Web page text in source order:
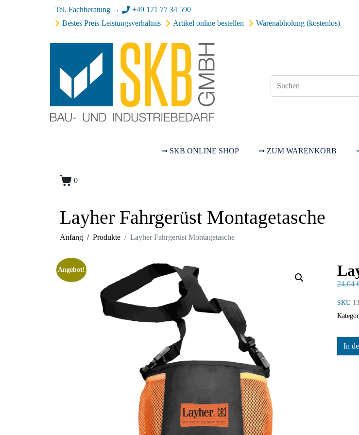
Tel. Fachberatung →
+49 171 77 34 590
Bestes Preis-Leistungsverhältnis
Artikel online bestellen Warenabholung (kostenlos)
➞ SKB ONLINE SHOP ➞ ZUM WARENKORB
0
Layher Fahrgerüst Montagetasche
Anfang Produkte Layher Fahrgerüst Montagetasche
Angebot!
24,04
SKU
In